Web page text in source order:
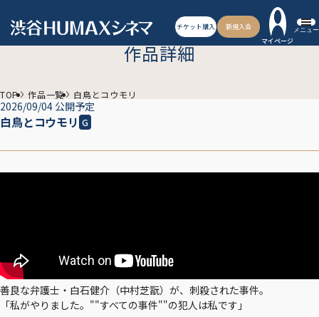
チケット購入
新規入会
マイページ
メニュー
作品詳細
TOP 作品一覧 白鳥とコウモリ
2026/09/04 公開予定
白鳥とコウモリ G
善良な弁護士・白石健介（中村芝翫）が、刺殺された事件。
「私がやりました。""すべての事件""の犯人は私です」